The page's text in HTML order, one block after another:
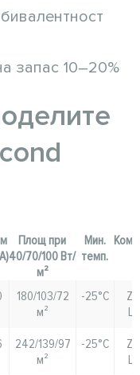
запас 10–20%
Площ при
40/70/100 Вт/
м²
Мин.
темп.
180/103/72
м²
-25°C
242/139/97
м²
-25°C